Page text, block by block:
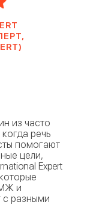
из часто
речь
помогают
цели,
Expert
и
с разными